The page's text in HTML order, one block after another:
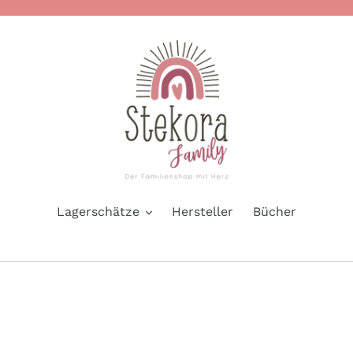
Lagerschätze Hersteller Bücher